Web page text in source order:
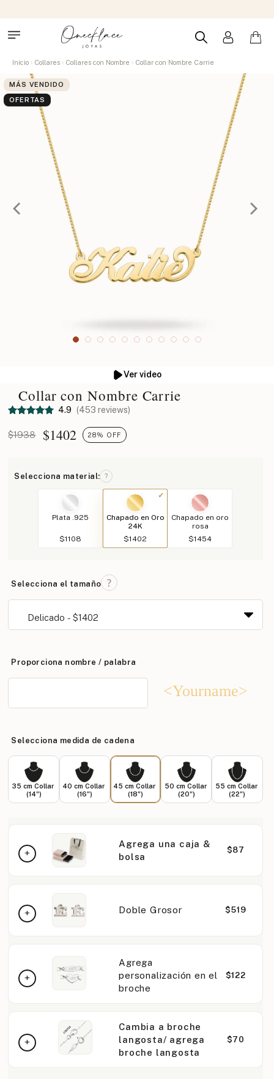
Inicio Collares Collares con Nombre Collar con Nombre Carrie
MÁS VENDIDO
OFERTAS
Ver video
Collar con Nombre Carrie
4.9 (453 reviews)
$1938 $1402 28% OFF
Selecciona material: ?
Plata .925
$1108
Chapado en Oro
24K
$1402
Chapado en oro
rosa
$1454
Selecciona el tamaño
Proporciona nombre / palabra
<Yourname>
Selecciona medida de cadena
35 cm Collar
(14")
40 cm Collar
(16")
45 cm Collar
(18")
50 cm Collar
(20")
55 cm Collar
(22")
Agrega una caja &
bolsa
$87
Doble Grosor $519
Agrega
personalización en el
broche
$122
Cambia a broche
langosta/ agrega
broche langosta
$70